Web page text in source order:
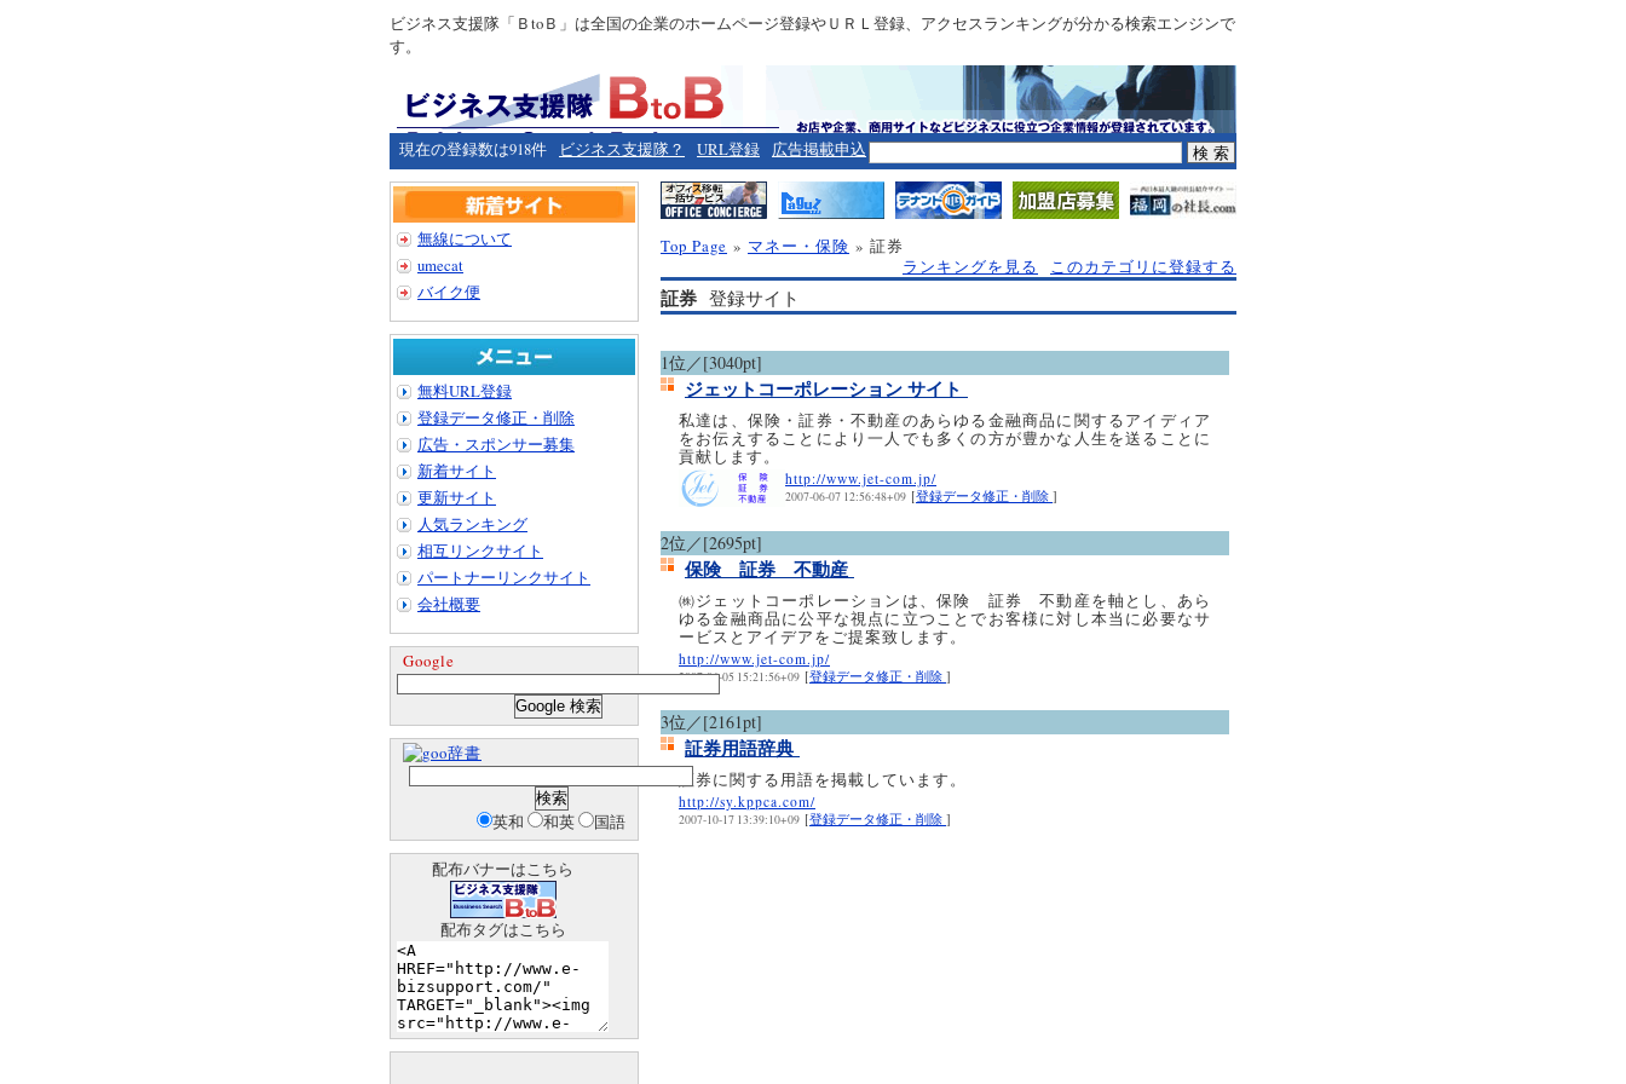
ビジネス支援隊「ＢtoＢ」は全国の企業のホームページ登録やＵＲＬ登録、アクセスランキングが分かる検索エンジンで
す。
現在の登録数は918件 ビジネス支援隊？ URL登録 広告掲載申込
Top Page » マネー・保険 » 証券
ランキングを見る
このカテゴリに登録する
証券 登録サイト
1位／[3040pt]
ジェットコーポレーション サイト
私達は、保険・証券・不動産のあらゆる金融商品に関するアイディア
をお伝えすることにより一人でも多くの方が豊かな人生を送ることに
貢献します。
http://www.jet-com.jp/
2007-06-07 12:56:48+09 [登録データ修正・削除 ]
2位／[2695pt]
保険 証券 不動産
㈱ジェットコーポレーションは、保険 証券 不動産を軸とし、あら
ゆる金融商品に公平な視点に立つことでお客様に対し本当に必要なサ
ービスとアイデアをご提案致します。
http://www.jet-com.jp/
2007-06-05 15:21:56+09 [登録データ修正・削除 ]
3位／[2161pt]
証券用語辞典
証券に関する用語を掲載しています。
http://sy.kppca.com/
2007-10-17 13:39:10+09 [登録データ修正・削除 ]
無線について
umecat
バイク便
無料URL登録
登録データ修正・削除
広告・スポンサー募集
新着サイト
更新サイト
人気ランキング
相互リンクサイト
パートナーリンクサイト
会社概要
Google
辞書
英和 和英 国語
配布バナーはこちら
配布タグはこちら